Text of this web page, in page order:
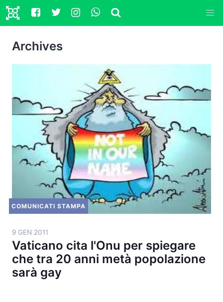
Archives
COMUNICATI STAMPA
9 GEN 2011
Vaticano cita l'Onu per spiegare
che tra 20 anni metà popolazione
sarà gay